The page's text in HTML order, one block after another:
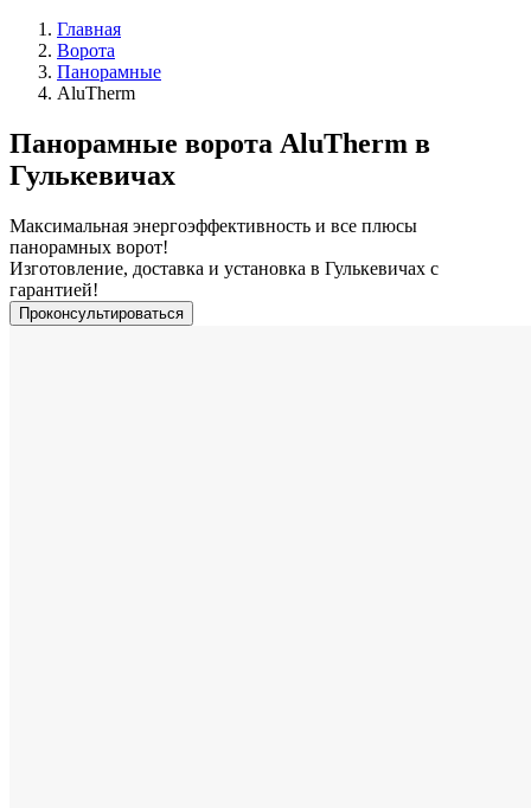
Главная
Ворота
Панорамные
AluTherm
Панорамные ворота AluTherm в
Гулькевичах
Максимальная энергоэффективность и все плюсы
панорамных ворот!
Изготовление, доставка и установка в Гулькевичах с
гарантией!
Проконсультироваться